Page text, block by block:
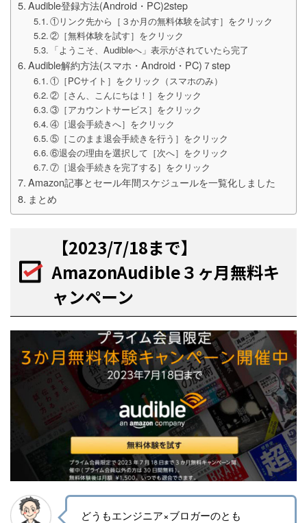
Audible登録方法(Android・PC)2step
①リンク先から［３か月の無料体験を試す］をクリック
②［無料体験を試す］をクリック
「ようこそ、Audibleへ」表示がされていたら完了
Audible解約方法(スマホ・Android・PC)７step
①［PCサイト］をクリック（スマホのみ）
②［さん、こんにちは！］をクリック
③［アカウントサービス］をクリック
④［退会手続きへ］をクリック
⑤［このまま退会手続きを行う］をクリック
⑥退会の理由を選択して［次へ］をクリック
⑦［退会手続きを完了する］をクリック
Amazon記事とセール年間スケジュールを一覧化しました
まとめ
【2023/7/18まで】
AmazonAudible３ヶ月無料キ
ャンペーン
どうもエンジニア×ブロガーのとも